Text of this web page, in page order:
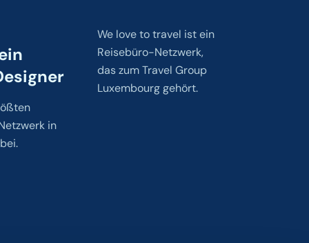
in
We love to travel ist ein
Reisebüro-Netzwerk,
das zum Travel Group
Luxembourg gehört.